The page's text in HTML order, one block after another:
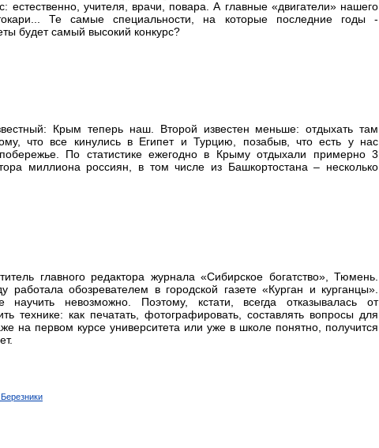
естественно, учителя, врачи, повара. А главные «двигатели» нашего
Те самые специальности, на которые последние годы -
будет самый высокий конкурс?
Крым теперь наш. Второй известен меньше: отдыхать там
что все кинулись в Египет и Турцию, позабыв, что есть у нас
По статистике ежегодно в Крыму отдыхали примерно 3
миллиона россиян, в том числе из Башкортостана – несколько
главного редактора журнала «Сибирское богатство», Тюмень.
работала обозревателем в городской газете «Курган и курганцы».
научить невозможно. Поэтому, кстати, всегда отказывалась от
технике: как печатать, фотографировать, составлять вопросы для
на первом курсе университета или уже в школе понятно, получится